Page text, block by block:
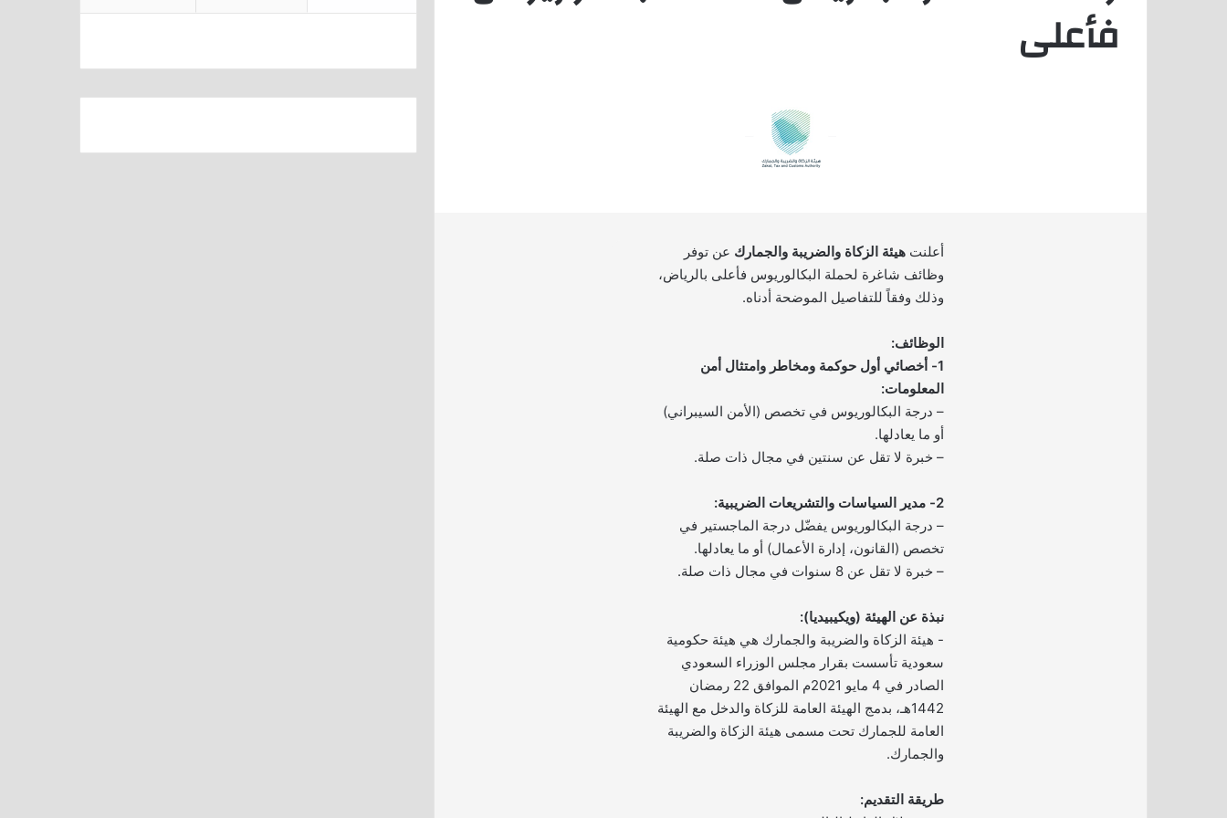
فأعلى
أعلنت هيئة الزكاة والضريبة والجمارك عن توفر
وظائف شاغرة لحملة البكالوريوس فأعلى بالرياض،
وذلك وفقاً للتفاصيل الموضحة أدناه.
الوظائف:
1- أخصائي أول حوكمة ومخاطر وامتثال أمن
المعلومات:
– درجة البكالوريوس في تخصص (الأمن السيبراني)
أو ما يعادلها.
– خبرة لا تقل عن سنتين في مجال ذات صلة.
2- مدير السياسات والتشريعات الضريبية:
– درجة البكالوريوس يفضّل درجة الماجستير في
تخصص (القانون، إدارة الأعمال) أو ما يعادلها.
– خبرة لا تقل عن 8 سنوات في مجال ذات صلة.
نبذة عن الهيئة (ويكيبيديا):
​​​​​​- هيئة الزكاة والضريبة والجمارك هي هيئة حكومية
سعودية تأسست بقرار مجلس الوزراء السعودي
الصادر في 4 مايو 2021م الموافق 22 رمضان
1442هـ، بدمج الهيئة العامة للزكاة والدخل مع الهيئة
العامة للجمارك تحت مسمى هيئة الزكاة والضريبة
والجمارك.
طريقة التقديم: